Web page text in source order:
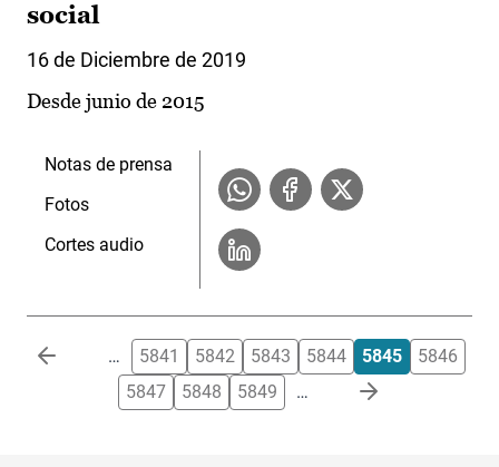
social
16 de Diciembre de 2019
Desde junio de 2015
Notas de prensa
Fotos
Cortes audio
Paginación … 5841 5842 5843 5844 5845
5846
5847
5848 5849 …